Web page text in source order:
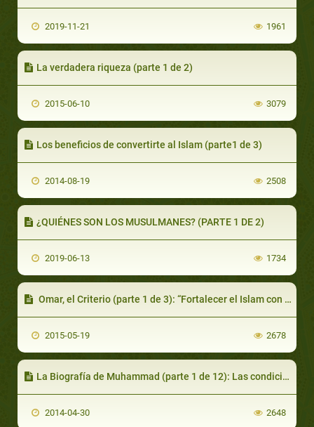
2019-11-21 1961
La verdadera riqueza (parte 1 de 2)
2015-06-10 3079
Los beneficios de convertirte al Islam (parte1 de 3)
2014-08-19 2508
¿QUIÉNES SON LOS MUSULMANES? (PARTE 1 DE 2)
2019-06-13 1734
Omar, el Criterio (parte 1 de 3): “Fortalecer el Islam con Omar”
2015-05-19 2678
La Biografía de Muhammad (parte 1 de 12): Las condiciones de Arabia antes de la profecía
2014-04-30 2648